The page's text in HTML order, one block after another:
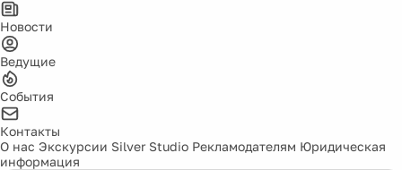
Новости
Ведущие
События
Контакты
О нас Экскурсии Silver Studio Рекламодателям Юридическая
информация